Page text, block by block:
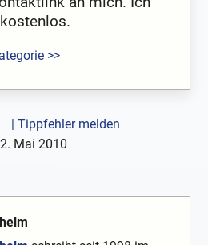
>>
| Tippfehler melden
Mai 2010